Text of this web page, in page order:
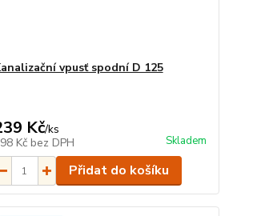
vpusť spodní D 125
Kč/ks
Kč bez DPH Skladem
Přidat do košíku